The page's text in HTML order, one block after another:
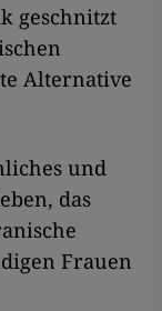
geschnitzt
Alternative
und
das
Frauen